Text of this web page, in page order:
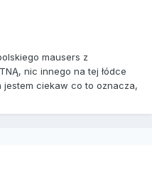
mausers z
nic innego na tej łódce
jestem ciekaw co to oznacza,